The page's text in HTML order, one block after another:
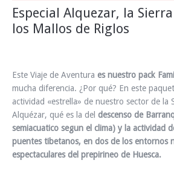
Especial Alquezar, la
los Mallos de Riglos
Este Viaje de Aventura es nuestro pack
mucha diferencia. ¿Por qué? En este
actividad «estrella» de nuestro sector de la
Alquézar, qué es la del descenso de
semiacuatico segun el clima) y la actividad
puentes tibetanos, en dos de los entornos
espectaculares del prepirineo de Huesca.